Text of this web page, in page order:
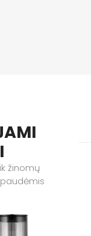
žinomų